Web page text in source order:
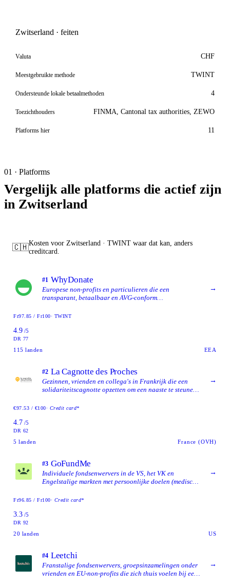
Zwitserland · feiten
Valuta CHF
Meestgebruikte methode TWINT
Ondersteunde lokale betaalmethoden 4
Toezichthouders FINMA, Cantonal tax authorities, ZEWO
Platforms hier 11
01 · Platforms
Vergelijk alle platforms die actief zijn
in Zwitserland
🇨🇭Kosten voor Zwitserland · TWINT waar dat kan, anders
creditcard.
#1 WhyDonate
Europese non-profits en particulieren die een
transparant, betaalbaar en AVG-conform
multi-valuta-ondersteuning.
Fr97.85 / Fr100· TWINT
4.9 /5
DR 77
115 landen EEA
→
#2 La Cagnotte des Proches
Gezinnen, vrienden en collega's in Frankrijk die een
solidariteitscagnotte opzetten om een naaste te steunen
ongeval, zorg rond het levenseinde of een overlijden.
€97.53 / €100· Credit card*
4.7 /5
DR 62
5 landen France (OVH)
→
#3 GoFundMe
Individuele fondsenwervers in de VS, het VK en
Engelstalige markten met persoonlijke doelen (medisch,
belangrijker is dan EU-gegevensopslag.
Fr96.85 / Fr100· Credit card*
3.3 /5
DR 92
20 landen US
→
#4 Leetchi
Franstalige fondsenwervers, groepsinzamelingen onder
vrienden en EU-non-profits die zich thuis voelen bij een
→